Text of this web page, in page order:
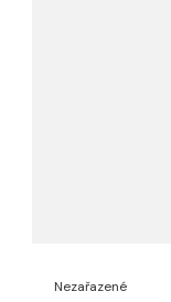
Nezařazené